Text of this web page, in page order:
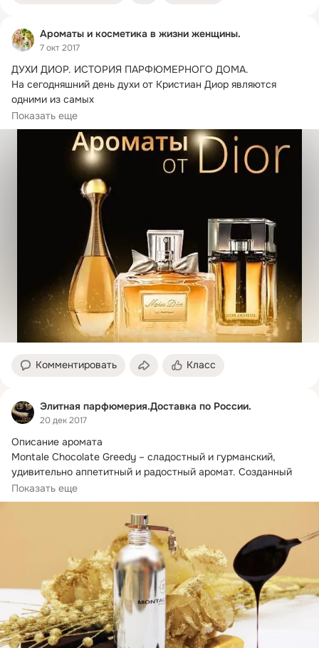
Ароматы и косметика в жизни женщины.
7 окт 2017
ДУХИ ДИОР. ИСТОРИЯ ПАРФЮМЕРНОГО ДОМА.
На сегодняшний день духи от Кристиан Диор являются
одними из самых
известных и почитаемых во...
Показать еще
Комментировать Класс
Элитная парфюмерия.Доставка по России.
20 дек 2017
Описание аромата
Montale Chocolate Greedy – сладостный и гурманский,
удивительно аппетитный и радостный аромат. Созданный
месье Пьером...
Показать еще